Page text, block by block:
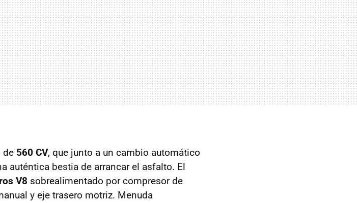
de 560 CV, que junto a un cambio automático
auténtica bestia de arrancar el asfalto. El
V8 sobrealimentado por compresor de
y eje trasero motriz. Menuda